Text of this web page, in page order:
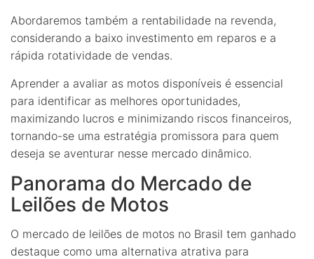
Abordaremos também a rentabilidade na revenda,
considerando a baixo investimento em reparos e a
rápida rotatividade de vendas.
Aprender a avaliar as motos disponíveis é essencial
para identificar as melhores oportunidades,
maximizando lucros e minimizando riscos financeiros,
tornando-se uma estratégia promissora para quem
deseja se aventurar nesse mercado dinâmico.
Panorama do Mercado de
Leilões de Motos
O mercado de leilões de motos no Brasil tem ganhado
destaque como uma alternativa atrativa para